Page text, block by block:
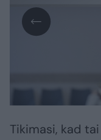
Tikimasi, kad